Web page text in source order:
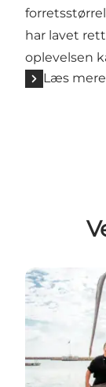
har lavet
oplevelsen
Læs mere
Restaurant